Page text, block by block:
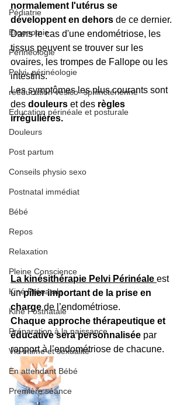
Pédiatrie
Ergonomie
Périnéologie
Pelvi- périnéologie
rééducation vésico- sphinctérienne
Education périnéale et posturale
Douleurs
Post partum
Conseils physio sexo
Postnatal immédiat
Bébé
Repos
Relaxation
Pleine Conscience
Kiné Prénatale
Kiné Postnatale
Préparation à la naissance
Vie intime et sexualité
En attendant Bébé
Première séance
normalement l'utérus se
développent en dehors de ce dernier.
Dans le cas d'une endométriose, les
tissus peuvent se trouver sur les
ovaires, les trompes de Fallope ou les
intestins.
Les symptômes les plus courants sont
des douleurs et des règles
irrégulières.
La kinésithérapie Pelvi Périnéale est
un pilier important de la prise en
charge de l’endométriose.
Chaque approche thérapeutique et
éducative sera personnalisée par
rapport à l’endométriose de chacune.